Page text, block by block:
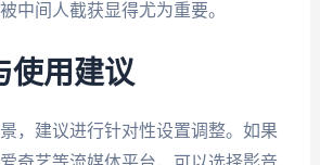
中间人截获显得尤为重要。
使用建议
，建议进行针对性设置调整。如果